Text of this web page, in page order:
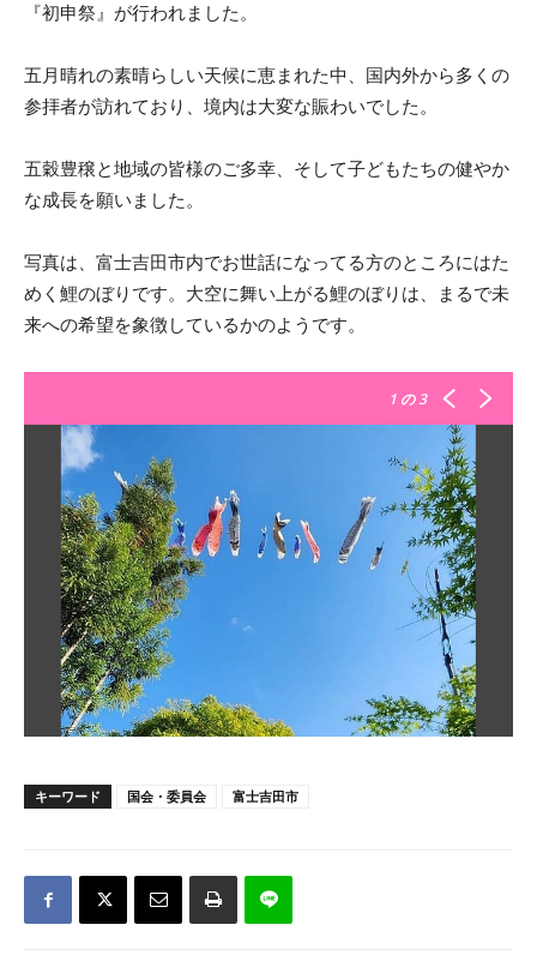
『初申祭』が行われました。
五月晴れの素晴らしい天候に恵まれた中、国内外から多くの
参拝者が訪れており、境内は大変な賑わいでした。
五穀豊穣と地域の皆様のご多幸、そして子どもたちの健やか
な成長を願いました。
写真は、富士吉田市内でお世話になってる方のところにはた
めく鯉のぼりです。大空に舞い上がる鯉のぼりは、まるで未
来への希望を象徴しているかのようです。
1 の 3
キーワード 国会・委員会 富士吉田市